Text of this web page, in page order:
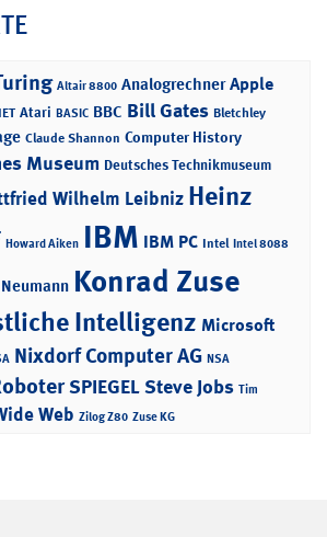
Altair 8800 Analogrechner Apple
Atari BASIC BBC Bill Gates Bletchley
Claude Shannon Computer History
Museum Deutsches Technikmuseum
Wilhelm Leibniz Heinz
Howard Aiken IBM IBM PC Intel Intel 8088
Konrad Zuse
Intelligenz Microsoft
Nixdorf Computer AG NSA
SPIEGELSteve Jobs Tim
Web Zilog Z80 Zuse KG